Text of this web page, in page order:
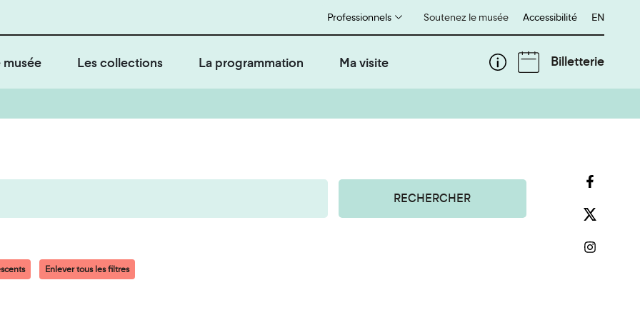
Soutenez le musée
Professionnels Accessibilité English
EN
musée Les collections La programmation Ma visite Billetterie
RECHERCHER
Enlever tous les filtres